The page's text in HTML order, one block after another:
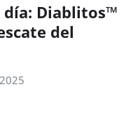
día: Diablitos™
del